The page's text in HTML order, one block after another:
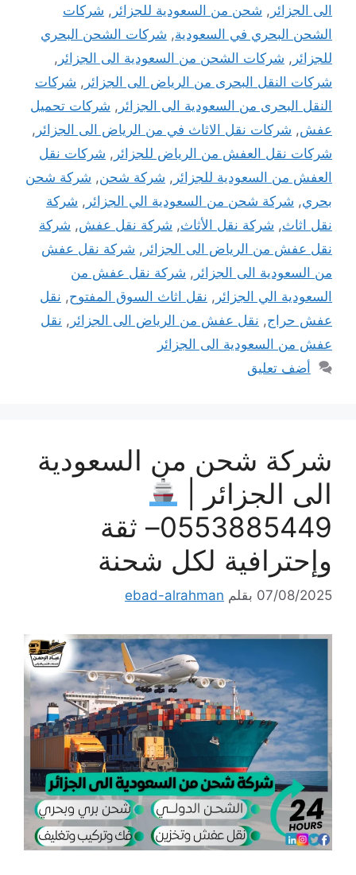
الى الجزائر , شحن من السعودية للجزائر , شركات
الشحن البحري في السعودية, شركات الشحن البحري
للجزائر , شركات الشحن من السعودية الى الجزائر ,
شركات النقل البحرى من الرياض الى الجزائر , شركات
النقل البحرى من السعودية الى الجزائر , شركات تحميل
عفش, شركات نقل الاثاث في من الرياض الى الجزائر ,
شركات نقل العفش من الرياض للجزائر , شركات نقل
العفش من السعودية للجزائر , شركة شحن, شركة شحن
بحري, شركة شحن من السعودية الي الجزائر , شركة
نقل اثاث, شركة نقل الأثاث, شركة نقل عفش, شركة
نقل عفش من الرياض الى الجزائر , شركة نقل عفش
من السعودية الى الجزائر , شركة نقل عفش من
السعودية الي الجزائر , نقل اثاث السوق المفتوح, نقل
عفش حراج, نقل عفش من الرياض الى الجزائر , نقل
عفش من السعودية الى الجزائر
أضف تعليق
شركة شحن من السعودية
الى الجزائر |
0553885449– ثقة
وإحترافية لكل شحنة
07/08/2025 بقلم ebad-alrahman